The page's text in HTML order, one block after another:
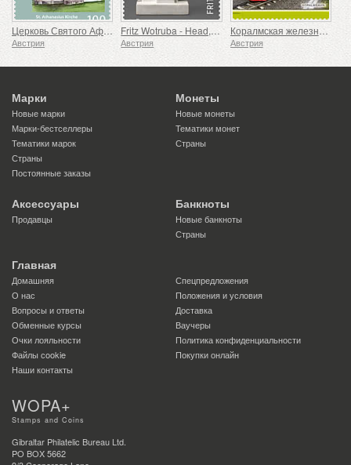
Церковь Святого Афанасия, Берг-им-Драуталь
Австрия
Fritz Wotruba - Head, 1962-1965
Австрия
Коралмская железная дорога
Австрия
Марки
Новые марки
Марки-бестселлеры
Тематики марок
Страны
Постоянные заказы
Монеты
Новые монеты
Тематики монет
Страны
Аксессуары
Продавцы
Банкноты
Новые банкноты
Страны
Главная
Домашняя
Спецпредложения
О нас
Положения и условия
Вопросы и ответы
Доставка
Обменные курсы
Ваучеры
Очки лояльности
Политика конфиденциальности
Файлы сookie
Покупки онлайн
Наши контакты
WOPA+
Stamps and Coins
Gibraltar Philatelic Bureau Ltd.
PO BOX 5662